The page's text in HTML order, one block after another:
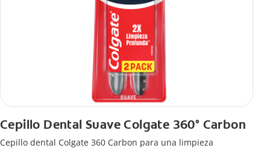
Cepillo Dental Suave Colgate 360° Carbon
Cepillo dental Colgate 360 ​​Carbon para una limpieza